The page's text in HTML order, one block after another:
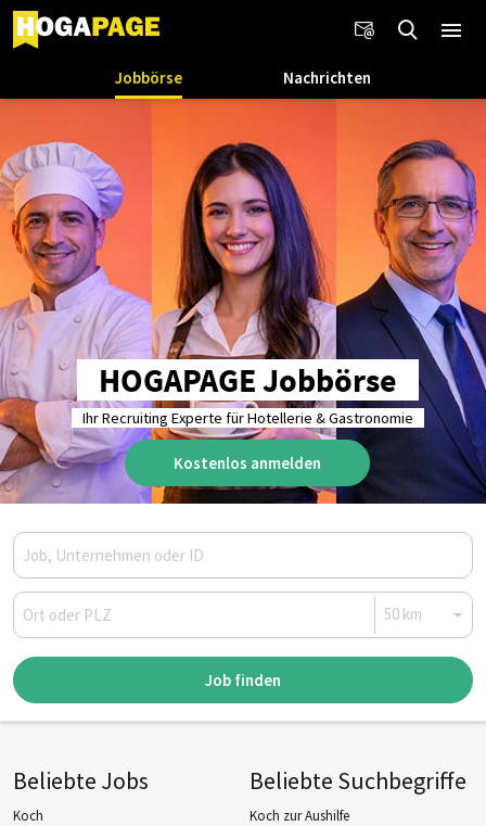
Jobbörse Nachrichten
HOGAPAGE Jobbörse
Ihr Recruiting Experte für Hotellerie & Gastronomie
Kostenlos anmelden
Job finden
Beliebte Jobs
Koch
Beliebte Suchbegriffe
Koch zur Aushilfe